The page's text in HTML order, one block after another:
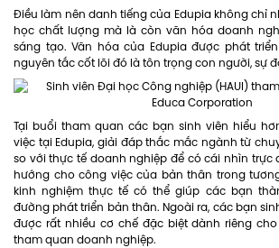
Điều làm nên danh tiếng của Edupia không chỉ
học chất lượng mà là còn văn hóa doanh
sáng tạo. Văn hóa của Edupia được phát
nguyên tắc cốt lõi đó là tôn trọng con người, sự
Tại buổi tham quan các bạn sinh viên hiểu
việc tại Edupia, giải đáp thắc mắc ngành từ
so với thực tế doanh nghiệp để có cái nhìn trực
hướng cho công việc của bản thân trong
kinh nghiệm thực tế có thể giúp các bạn
đường phát triển bản thân. Ngoài ra, các bạn
được rất nhiều cơ chế đặc biệt dành riêng
tham quan doanh nghiệp.